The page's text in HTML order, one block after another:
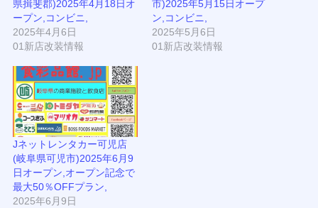
県揖斐郡)2025年4月18日オ
ープン,コンビニ,
2025年4月6日
01新店改装情報
市)2025年5月15日オープ
ン,コンビニ,
2025年5月6日
01新店改装情報
Jネットレンタカー可児店
(岐阜県可児市)2025年6月9
日オープン,オープン記念で
最大50％OFFプラン,
2025年6月9日